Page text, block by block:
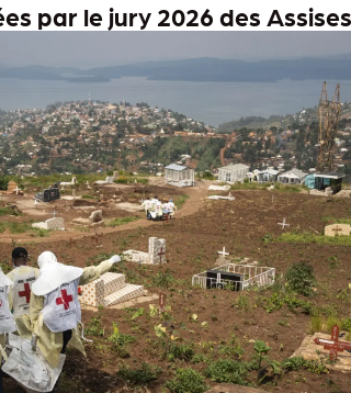
par le jury 2026 des